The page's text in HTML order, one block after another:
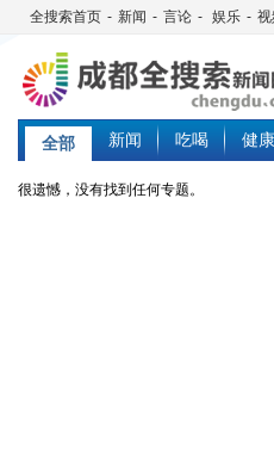
全搜索首页 - 新闻 - 言论 - 娱乐 -
全部 新闻 吃喝 健康
很遗憾，没有找到任何专题。